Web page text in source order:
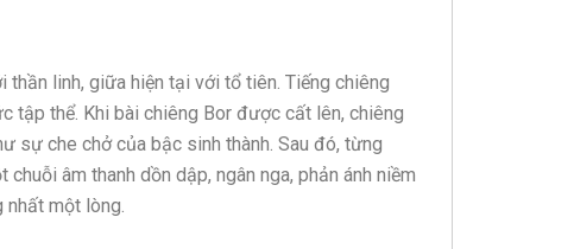
linh, giữa hiện tại với tổ tiên. Tiếng chiêng
tập thể. Khi bài chiêng Bor được cất lên, chiêng
sự che chở của bậc sinh thành. Sau đó, từng
âm thanh dồn dập, ngân nga, phản ánh niềm
nhất một lòng.